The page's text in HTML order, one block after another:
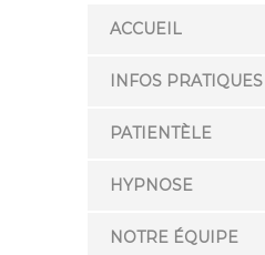
ACCUEIL
INFOS PRATIQUES
PATIENTÈLE
HYPNOSE
NOTRE ÉQUIPE